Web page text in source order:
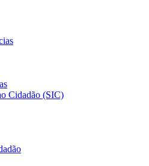
Cidadão (SIC)